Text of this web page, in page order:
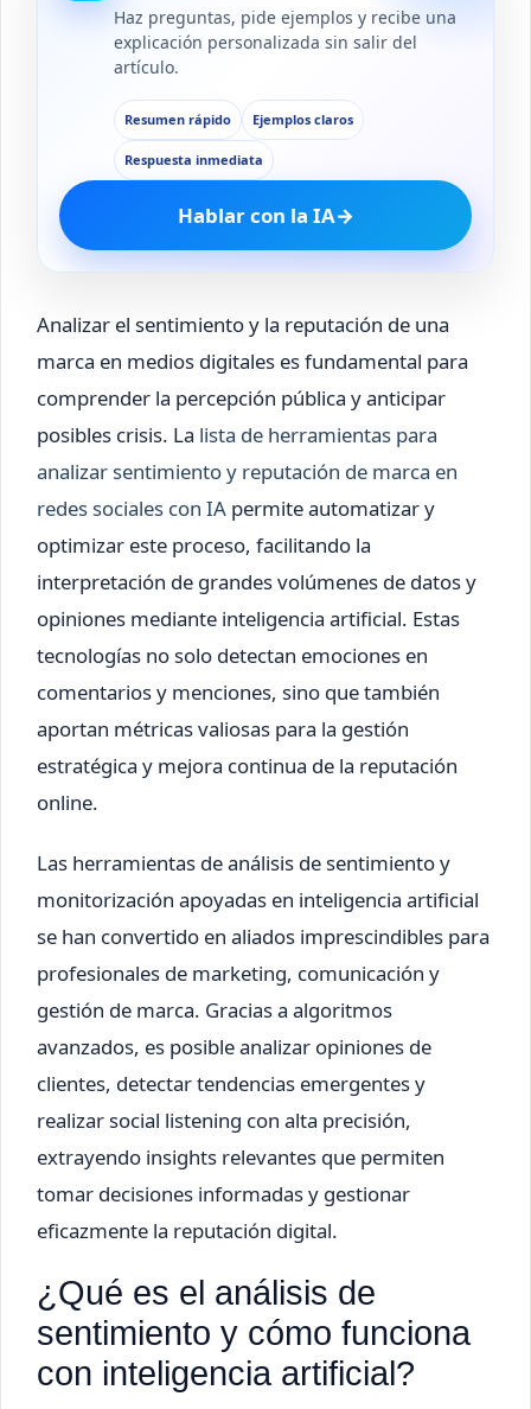
Haz preguntas, pide ejemplos y recibe una
explicación personalizada sin salir del
artículo.
Resumen rápido Ejemplos claros
Respuesta inmediata
Hablar con la IA→
Analizar el sentimiento y la reputación de una
marca en medios digitales es fundamental para
comprender la percepción pública y anticipar
posibles crisis. La lista de herramientas para
analizar sentimiento y reputación de marca en
redes sociales con IA permite automatizar y
optimizar este proceso, facilitando la
interpretación de grandes volúmenes de datos y
opiniones mediante inteligencia artificial. Estas
tecnologías no solo detectan emociones en
comentarios y menciones, sino que también
aportan métricas valiosas para la gestión
estratégica y mejora continua de la reputación
online.
Las herramientas de análisis de sentimiento y
monitorización apoyadas en inteligencia artificial
se han convertido en aliados imprescindibles para
profesionales de marketing, comunicación y
gestión de marca. Gracias a algoritmos
avanzados, es posible analizar opiniones de
clientes, detectar tendencias emergentes y
realizar social listening con alta precisión,
extrayendo insights relevantes que permiten
tomar decisiones informadas y gestionar
eficazmente la reputación digital.
¿Qué es el análisis de
sentimiento y cómo funciona
con inteligencia artificial?